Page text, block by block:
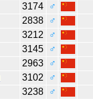
3174
♂
2838
♂
3212
♂
3145
♂
2963
♂
3102
♂
3238
♂